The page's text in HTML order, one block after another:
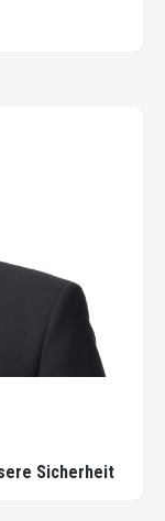
Sicherheit